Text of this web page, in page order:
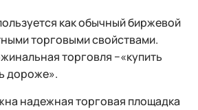
как обычный биржевой
торговыми свойствами.
торговля −«купить
дороже».
надежная торговая площадка